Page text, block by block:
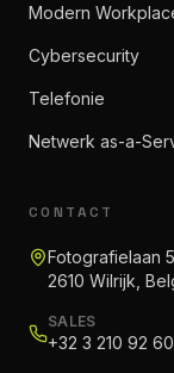
Modern
Cybersecurity
Telefonie
Netwerk as-a-
CONTACT
Fotografielaan 5
2610 Wilrijk,
SALES
+32 3 210 92 60